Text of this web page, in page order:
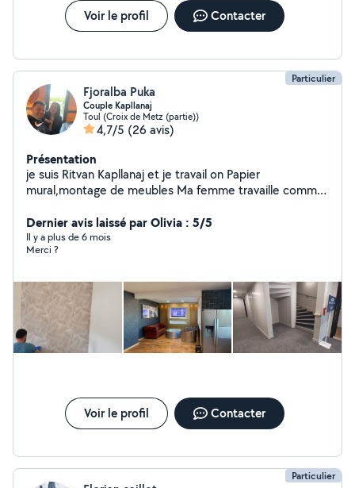
Voir le profil Contacter
Particulier
Fjoralba Puka
Couple Kapllanaj
Toul (Croix de Metz (partie))
4,7/5 (26 avis)
Présentation
je suis Ritvan Kapllanaj et je travail on Papier
mural,montage de meubles Ma femme travaille comme
Dernier avis laissé par Olivia : 5/5
Il y a plus de 6 mois
Merci ?
Voir le profil Contacter
Particulier